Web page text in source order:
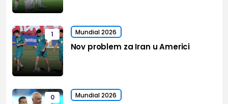
1 Mundial 2026
Nov problem za Iran u Americi
0 Mundial 2026